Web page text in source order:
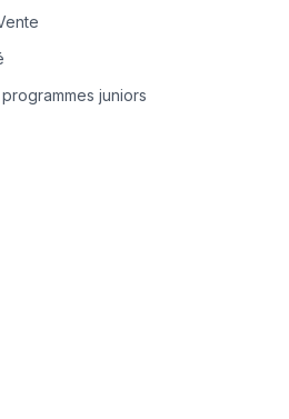
juniors